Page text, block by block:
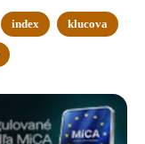
index klucova